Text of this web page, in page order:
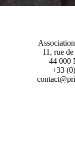
11, rue
44 000
+33